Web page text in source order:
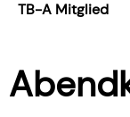
TB-A Mitglied